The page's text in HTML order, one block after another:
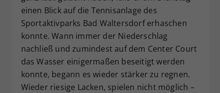
einen Blick auf die Tennisanlage des
Sportaktivparks Bad Waltersdorf erhaschen
konnte. Wann immer der Niederschlag
nachließ und zumindest auf dem Center Court
das Wasser einigermaßen beseitigt werden
konnte, begann es wieder stärker zu regnen.
Wieder riesige Lacken, spielen nicht möglich –
Zweck
Dieser Wert speichert Ihre Consent-
Einstellungen. Unter anderem eine
zufällig generierte ID, für die
historische Speicherung Ihrer
Webseiten-Betreiber dies eingestellt
hat.